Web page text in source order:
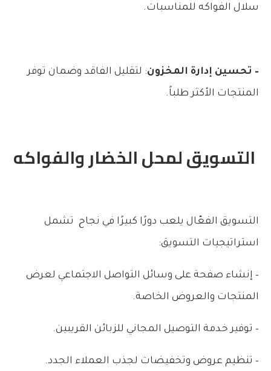
سلال الفواكه للمناسبات.
– تحسين إدارة المخزون: لتقليل الفاقد وضمان توفر
المنتجات الأكثر طلباً.
التسويق لمحل الخضار والفواكه
التسويق الفعّال يلعب دورًا كبيرًا في نجاح تشمل
استراتيجيات التسويق:
– إنشاء صفحة على وسائل التواصل الاجتماعي لعرض
المنتجات والعروض الخاصة.
– توفير خدمة التوصيل المجاني للزبائن القريبين.
– تنظيم عروض وتخفيضات لجذب العملاء الجدد.